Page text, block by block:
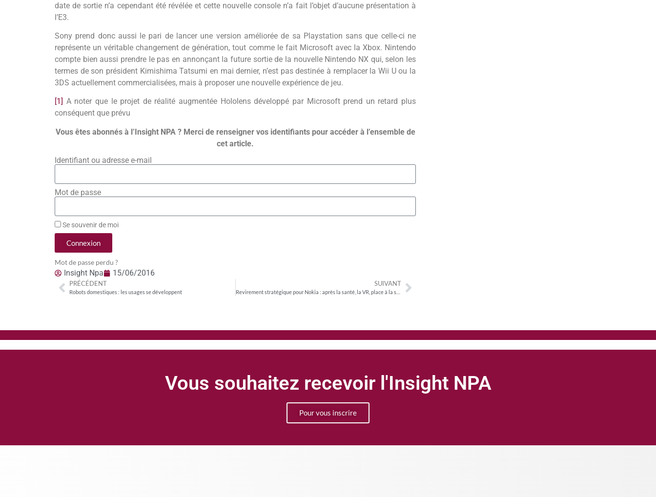
date de sortie n’a cependant été révélée et cette nouvelle console n’a fait l’objet d’aucune présentation à
l’E3.
Sony prend donc aussi le pari de lancer une version améliorée de sa Playstation sans que celle-ci ne
représente un véritable changement de génération, tout comme le fait Microsoft avec la Xbox. Nintendo
compte bien aussi prendre le pas en annonçant la future sortie de la nouvelle Nintendo NX qui, selon les
termes de son président Kimishima Tatsumi en mai dernier, n’est pas destinée à remplacer la Wii U ou la
3DS actuellement commercialisées, mais à proposer une nouvelle expérience de jeu.
[1] A noter que le projet de réalité augmentée Hololens développé par Microsoft prend un retard plus
conséquent que prévu
Vous êtes abonnés à l’Insight NPA ? Merci de renseigner vos identifiants pour accéder à l’ensemble de
cet article.
Identifiant ou adresse e-mail
Mot de passe
Se souvenir de moi
Connexion
Mot de passe perdu ?
Insight Npa 15/06/2016
PRÉCÉDENT
Robots domestiques : les usages se développent
SUIVANT
Revirement stratégique pour Nokia : après la santé, la VR, place à la smart-home
Vous souhaitez recevoir l'Insight NPA
Pour vous inscrire